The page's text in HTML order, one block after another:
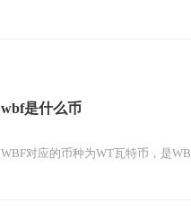
wbf是什么币
WBF对应的币种为WT瓦特币，是